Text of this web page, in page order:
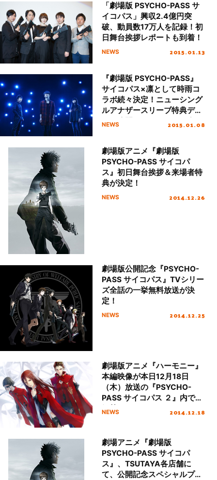
「劇場版 PSYCHO-PASS サ
イコパス」興収2.4億円突
破、動員数17万人を記録！初
日舞台挨拶レポートも到着！
NEWS 2015.01.13
『劇場版 PSYCHO-PASS』
サイコパス×凛として時雨コ
ラボ続々決定！ニューシング
ルアナザースリーブ特典デザ
イン公開＆アドトラック企画
NEWS 2015.01.08
劇場版アニメ『劇場版
PSYCHO-PASS サイコパ
ス』初日舞台挨拶＆来場者特
典が決定！
NEWS 2014.12.26
劇場版公開記念『PSYCHO-
PASS サイコパス』TVシリー
ズ全話の一挙無料放送が決
定！
NEWS 2014.12.25
劇場版アニメ『ハーモニー』
本編映像が本日12月18日
（木）放送の『PSYCHO-
PASS サイコパス ２』内で初
解禁！
NEWS 2014.12.18
劇場アニメ『劇場版
PSYCHO-PASS サイコパ
ス』、TSUTAYA各店舗に
て、公開記念スペシャルプレ